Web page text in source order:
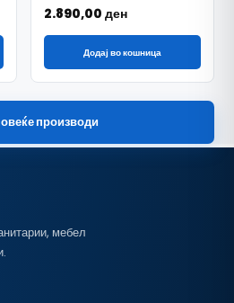
2.890,00 ден
Додај во кошница
производи
мебел